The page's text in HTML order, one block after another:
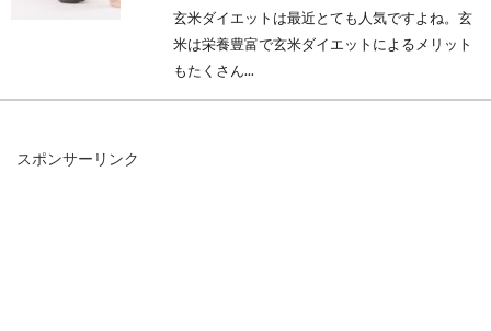
玄米ダイエットは最近とても人気ですよね。玄
米は栄養豊富で玄米ダイエットによるメリット
もたくさん...
スポンサーリンク